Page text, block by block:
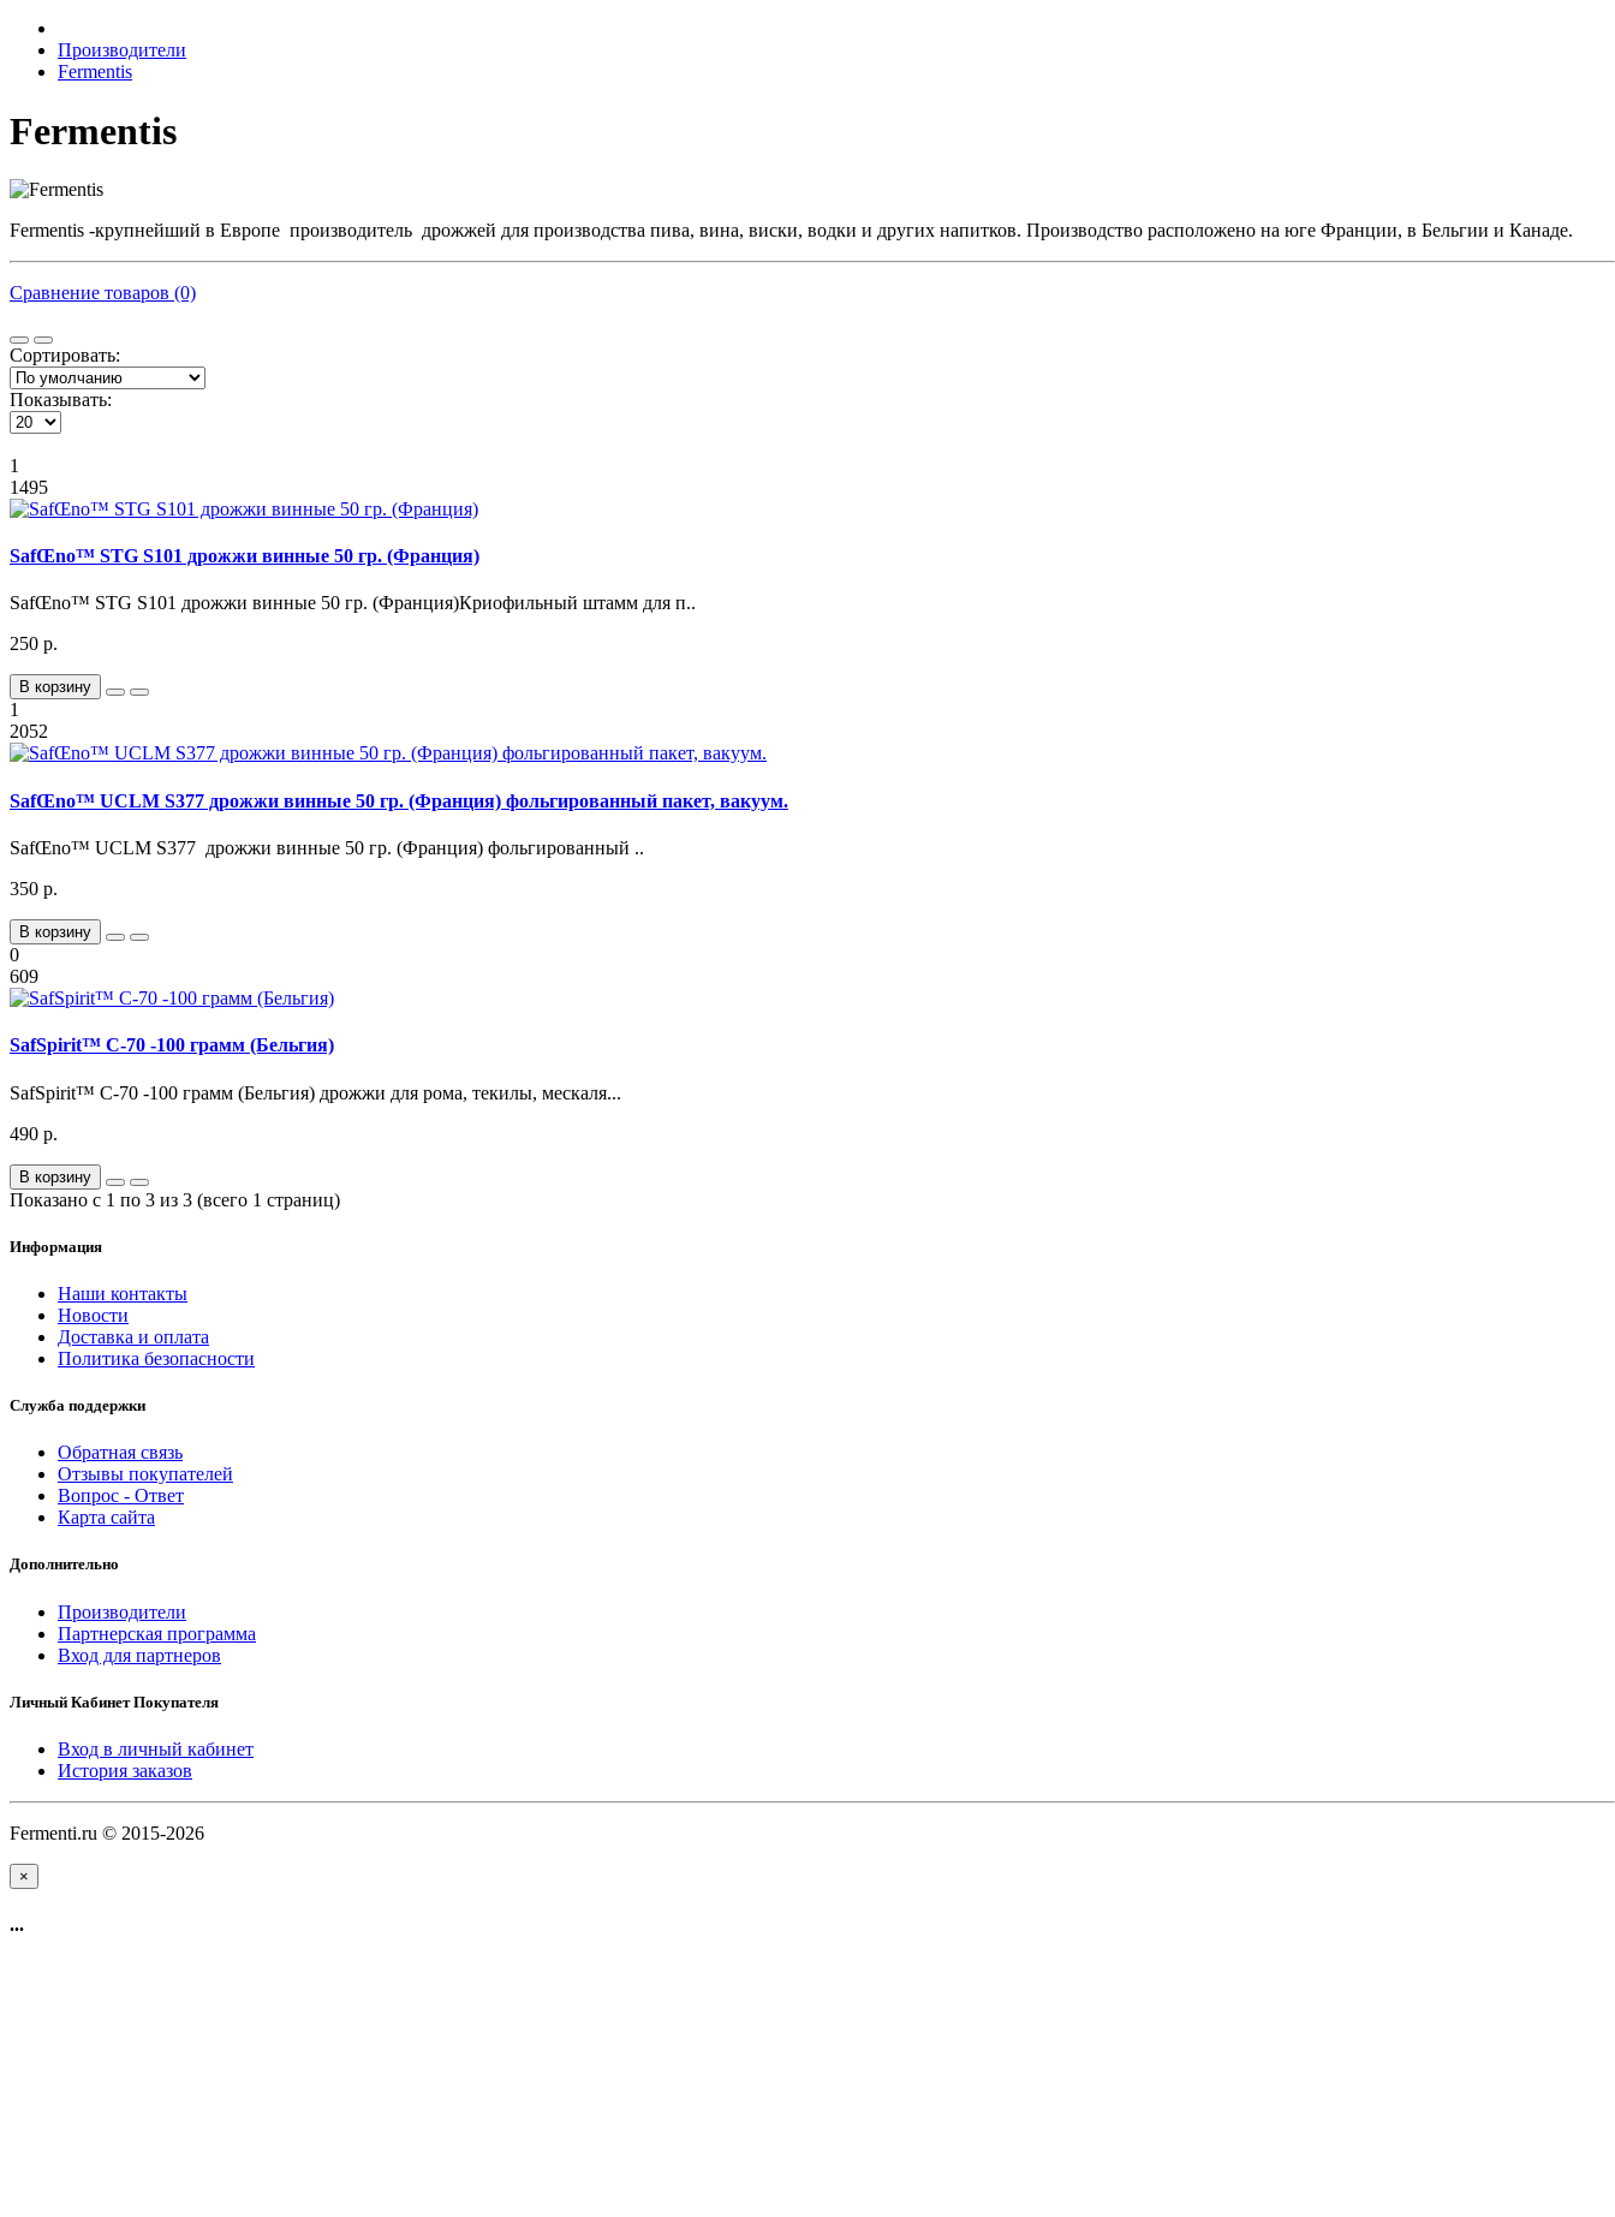
Производители
Fermentis
Fermentis
Fermentis -крупнейший в Европе производитель дрожжей для производства пива, вина, виски, водки и других напитков. Производство расположено на юге Франции, в Бельгии и Канаде.
Сравнение товаров (0)
Сортировать:
Показывать:
1
1495
SafŒno™ STG S101 дрожжи винные 50 гр. (Франция)
SafŒno™ STG S101 дрожжи винные 50 гр. (Франция)Криофильный штамм для п..
250 р.
В корзину
1
2052
SafŒno™ UCLM S377 дрожжи винные 50 гр. (Франция) фольгированный пакет, вакуум.
SafŒno™ UCLM S377 дрожжи винные 50 гр. (Франция) фольгированный ..
350 р.
В корзину
0
609
SafSpirit™ C-70 -100 грамм (Бельгия)
SafSpirit™ C-70 -100 грамм (Бельгия) дрожжи для рома, текилы, мескаля...
490 р.
В корзину
Показано с 1 по 3 из 3 (всего 1 страниц)
Информация
Наши контакты
Новости
Доставка и оплата
Политика безопасности
Служба поддержки
Обратная связь
Отзывы покупателей
Вопрос - Ответ
Карта сайта
Дополнительно
Производители
Партнерская программа
Вход для партнеров
Личный Кабинет Покупателя
Вход в личный кабинет
История заказов
Fermenti.ru © 2015-2026
×
...